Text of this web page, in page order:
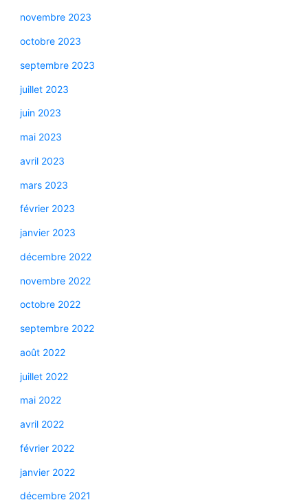
novembre 2023
octobre 2023
septembre 2023
juillet 2023
juin 2023
mai 2023
avril 2023
mars 2023
février 2023
janvier 2023
décembre 2022
novembre 2022
octobre 2022
septembre 2022
août 2022
juillet 2022
mai 2022
avril 2022
février 2022
janvier 2022
décembre 2021